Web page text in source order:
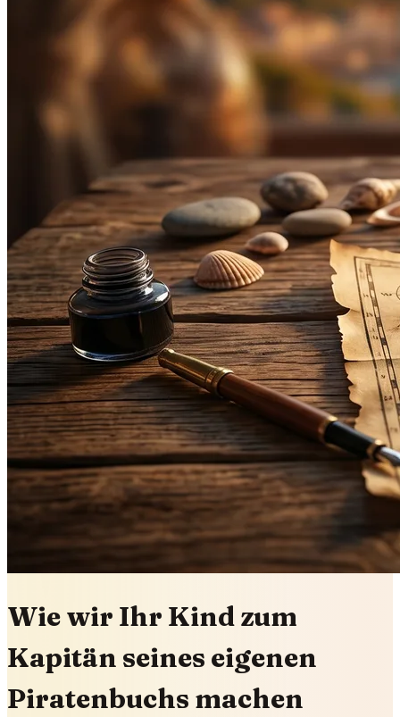
Wie wir Ihr Kind zum
Kapitän seines eigenen
Piratenbuchs machen